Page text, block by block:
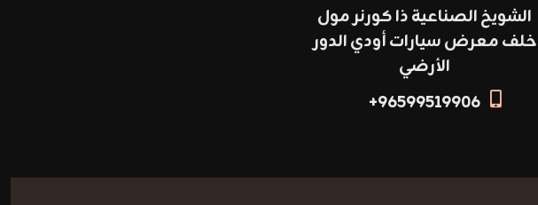
الشويخ الصناعية ذا كورنر مول
خلف معرض سيارات أودي الدور
الأرضي
96599519906+